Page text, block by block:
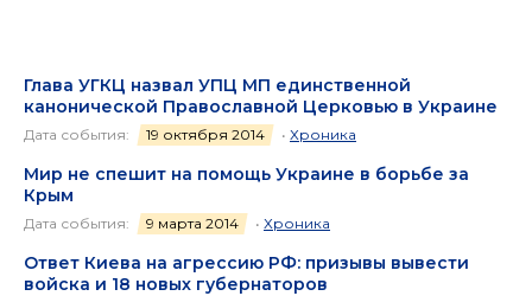
Глава УГКЦ назвал УПЦ МП единственной
канонической Православной Церковью в Украине
Дата события: 19 октября 2014 • Хроника
Мир не спешит на помощь Украине в борьбе за
Крым
Дата события: 9 марта 2014 • Хроника
Ответ Киева на агрессию РФ: призывы вывести
войска и 18 новых губернаторов